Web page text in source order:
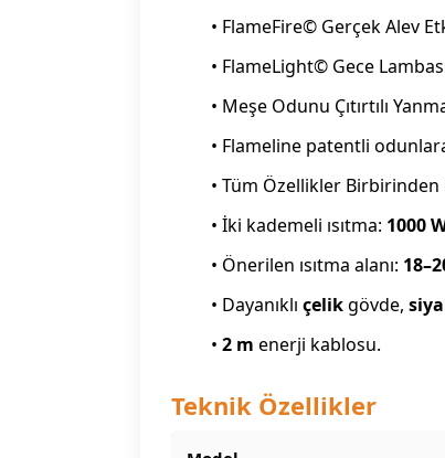
• FlameFire© Gerçek Alev
• FlameLight© Gece
• Meşe Odunu Çıtırtılı
• Flameline patentli
• Tüm Özellikler Birbirinden
• İki kademeli ısıtma: 1000
• Önerilen ısıtma alanı:
• Dayanıklı çelikgövde,
• 2 m enerji kablosu.
Teknik Özellikler